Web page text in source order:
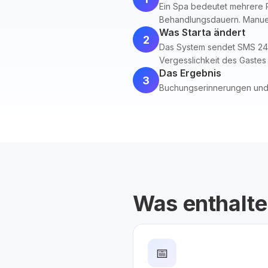
Ein Spa bedeutet mehrere
Behandlungsdauern.
2
Was Starta ändert
Das System sendet SMS
Vergesslichkeit des
3
Das Ergebnis
Buchungserinnerungen
Was
📅